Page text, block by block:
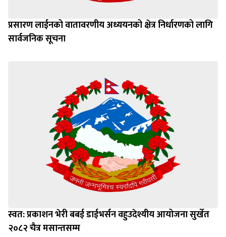
प्रसारण लाईनको वातावरणीय अध्ययनको क्षेत्र निर्धारणको लागि
सार्वजनिक सूचना
स्वत: प्रकाशन भेरी बबई डाईभर्सन वहुउदेश्यीय आयोजना सुर्खेत
२०८२ चैत्र मसान्तसम्म